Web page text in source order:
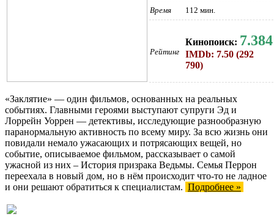
Время 112 мин.
Рейтинг
Кинопоиск: 7.384
IMDb: 7.50 (292
790)
«Заклятие» — один фильмов, основанных на реальных
событиях. Главными героями выступают супруги Эд и
Лоррейн Уоррен — детективы, исследующие разнообразную
паранормальную активность по всему миру. За всю жизнь они
повидали немало ужасающих и потрясающих вещей, но
событие, описываемое фильмом, рассказывает о самой
ужасной из них – История призрака Ведьмы. Семья Перрон
переехала в новый дом, но в нём происходит что-то не ладное
и они решают обратиться к специалистам. Подробнее »